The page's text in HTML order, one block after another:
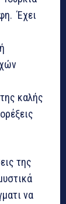
Έχει
καλής
της
να